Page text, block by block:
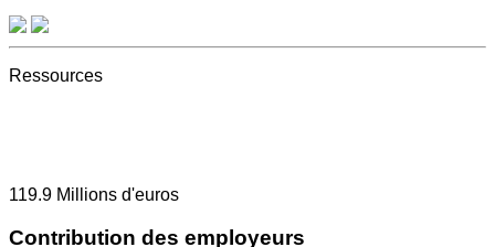
Ressources
119.9 Millions d'euros
Contribution des employeurs